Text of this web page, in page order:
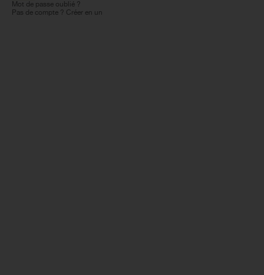
Mot de passe oublié ?
Pas de compte ? Créer en un